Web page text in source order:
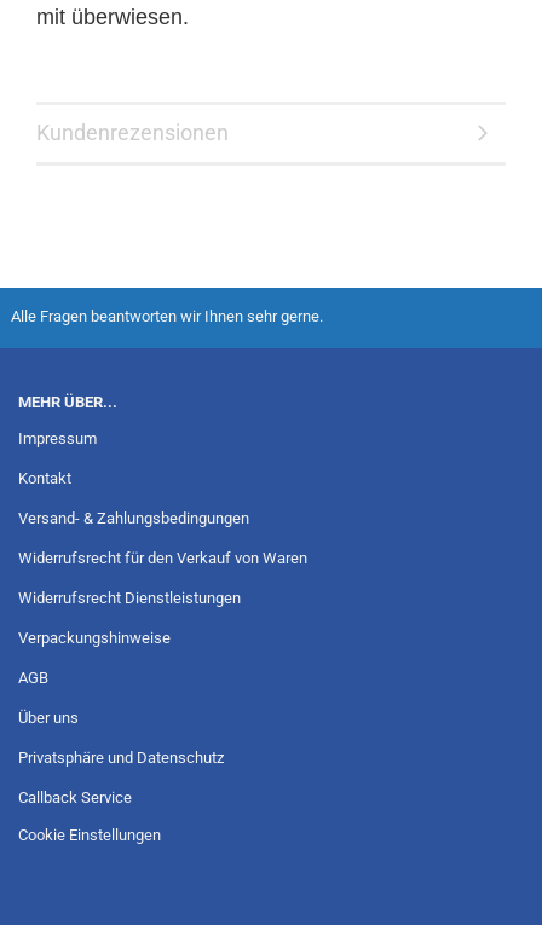
mit überwiesen.
Kundenrezensionen
Alle Fragen beantworten wir Ihnen sehr gerne.
MEHR ÜBER...
Impressum
Kontakt
Versand- & Zahlungsbedingungen
Widerrufsrecht für den Verkauf von Waren
Widerrufsrecht Dienstleistungen
Verpackungshinweise
AGB
Über uns
Privatsphäre und Datenschutz
Callback Service
Cookie Einstellungen